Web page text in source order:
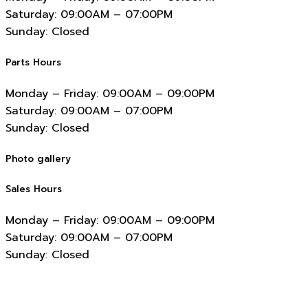
Saturday: 09:00AM – 07:00PM
Sunday: Closed
Parts Hours
Monday – Friday: 09:00AM – 09:00PM
Saturday: 09:00AM – 07:00PM
Sunday: Closed
Photo gallery
Sales Hours
Monday – Friday: 09:00AM – 09:00PM
Saturday: 09:00AM – 07:00PM
Sunday: Closed